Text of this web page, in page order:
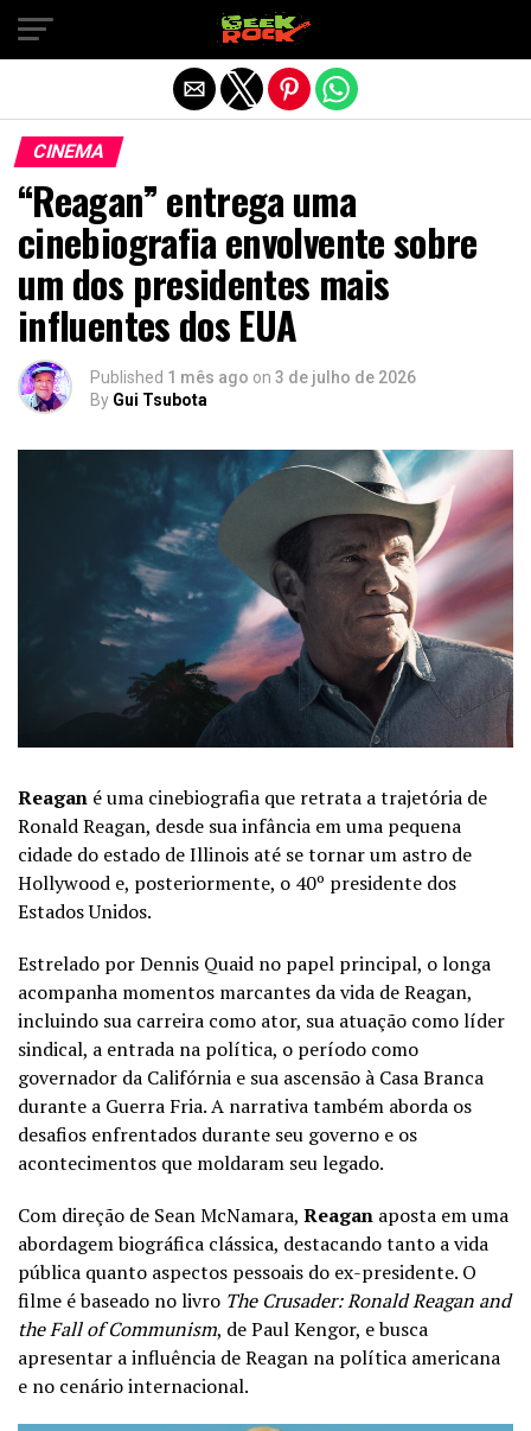
CINEMA
“Reagan” entrega uma
cinebiografia envolvente sobre
um dos presidentes mais
influentes dos EUA
Published 1 mês ago on 3 de julho de 2026
By Gui Tsubota
Reagan é uma cinebiografia que retrata a trajetória de
Ronald Reagan, desde sua infância em uma pequena
cidade do estado de Illinois até se tornar um astro de
Hollywood e, posteriormente, o 40º presidente dos
Estados Unidos.
Estrelado por Dennis Quaid no papel principal, o longa
acompanha momentos marcantes da vida de Reagan,
incluindo sua carreira como ator, sua atuação como líder
sindical, a entrada na política, o período como
governador da Califórnia e sua ascensão à Casa Branca
durante a Guerra Fria. A narrativa também aborda os
desafios enfrentados durante seu governo e os
acontecimentos que moldaram seu legado.
Com direção de Sean McNamara, Reagan aposta em uma
abordagem biográfica clássica, destacando tanto a vida
pública quanto aspectos pessoais do ex-presidente. O
filme é baseado no livro The Crusader: Ronald Reagan and
the Fall of Communism, de Paul Kengor, e busca
apresentar a influência de Reagan na política americana
e no cenário internacional.
Sair da versão mobile